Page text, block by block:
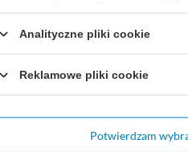
Analityczne pliki cookie
Reklamowe pliki cookie
Potwierdzam